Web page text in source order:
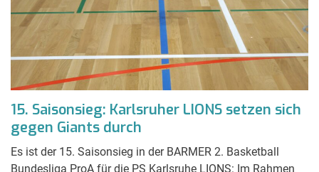
15. Saisonsieg: Karlsruher LIONS setzen sich
gegen Giants durch
Es ist der 15. Saisonsieg in der BARMER 2. Basketball
Bundesliga ProA für die PS Karlsruhe LIONS: Im Rahmen